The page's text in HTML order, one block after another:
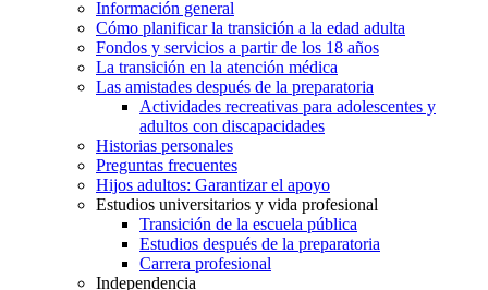
Información general
Cómo planificar la transición a la edad adulta
Fondos y servicios a partir de los 18 años
La transición en la atención médica
Las amistades después de la preparatoria
Actividades recreativas para adolescentes y
adultos con discapacidades
Historias personales
Preguntas frecuentes
Hijos adultos: Garantizar el apoyo
Estudios universitarios y vida profesional
Transición de la escuela pública
Estudios después de la preparatoria
Carrera profesional
Independencia